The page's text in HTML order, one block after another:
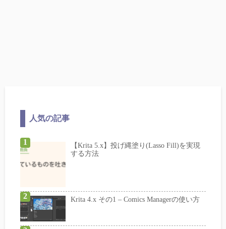
人気の記事
【Krita 5.x】投げ縄塗り(Lasso Fill)を実現
する方法
Krita 4.x その1 – Comics Managerの使い方